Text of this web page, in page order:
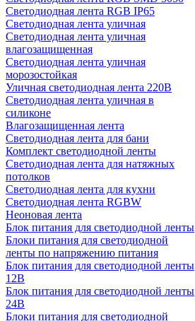
Светодиодная лента RGB IP65
Светодиодная лента уличная
Светодиодная лента уличная
влагозащищенная
Светодиодная лента уличная
морозостойкая
Уличная светодиодная лента 220В
Светодиодная лента уличная в
силиконе
Влагозащищенная лента
Светодиодная лента для бани
Комплект светодиодной ленты
Светодиодная лента для натяжных
потолков
Светодиодная лента для кухни
Светодиодная лента RGBW
Неоновая лента
Блок питания для светодиодной ленты
Блоки питания для светодиодной
ленты по напряжению питания
Блок питания для светодиодной ленты
12В
Блок питания для светодиодной ленты
24В
Блоки питания для светодиодной